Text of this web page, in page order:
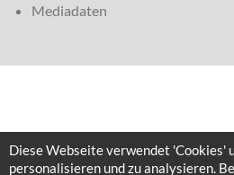
Mediadaten
Diese Webseite verwendet 'Cookies'
personalisieren und zu analysieren.